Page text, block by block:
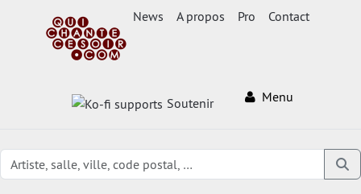
News A propos Pro Contact
Soutenir Menu